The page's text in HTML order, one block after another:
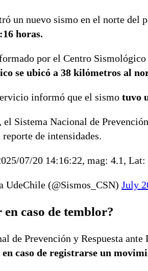
un nuevo sismo en el norte del
horas.
por el Centro
se ubicó a 38 kilómetros al
informó que el sismo tuvo
Sistema Nacional de
de intensidades.
07/20 14:16:22, mag: 4.1,
(@Sismos_CSN) July
caso de temblor?
de Prevención y Respuesta ante
caso de registrarse un